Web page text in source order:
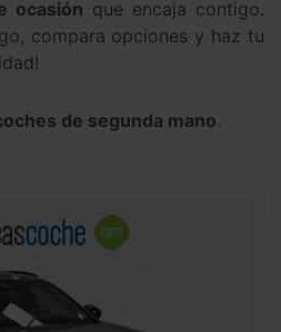
ocasión que encaja contigo.
compara opciones y haz tu
de segunda mano.